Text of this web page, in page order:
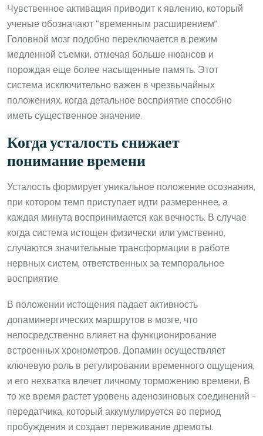
Чувственное активация приводит к явлению, который
ученые обозначают “временным расширением”.
Головной мозг подобно переключается в режим
медленной съемки, отмечая больше нюансов и
порождая еще более насыщенные память. Этот
система исключительно важен в чрезвычайных
положениях, когда детальное восприятие способно
иметь существенное значение.
Когда усталость снижает
понимание времени
Усталость формирует уникальное положение осознания,
при котором темп приступает идти размереннее, а
каждая минута воспринимается как вечность. В случае
когда система истощен физически или умственно,
случаются значительные трансформации в работе
нервных систем, ответственных за темпоральное
восприятие.
В положении истощения падает активность
допаминергических маршрутов в мозге, что
непосредственно влияет на функционирование
встроенных хронометров. Допамин осуществляет
ключевую роль в регулировании временного ощущения,
и его нехватка влечет личному торможению времени. В
то же время растет уровень аденозиновых соединений –
передатчика, который аккумулируется во период
пробуждения и создает переживание дремоты.